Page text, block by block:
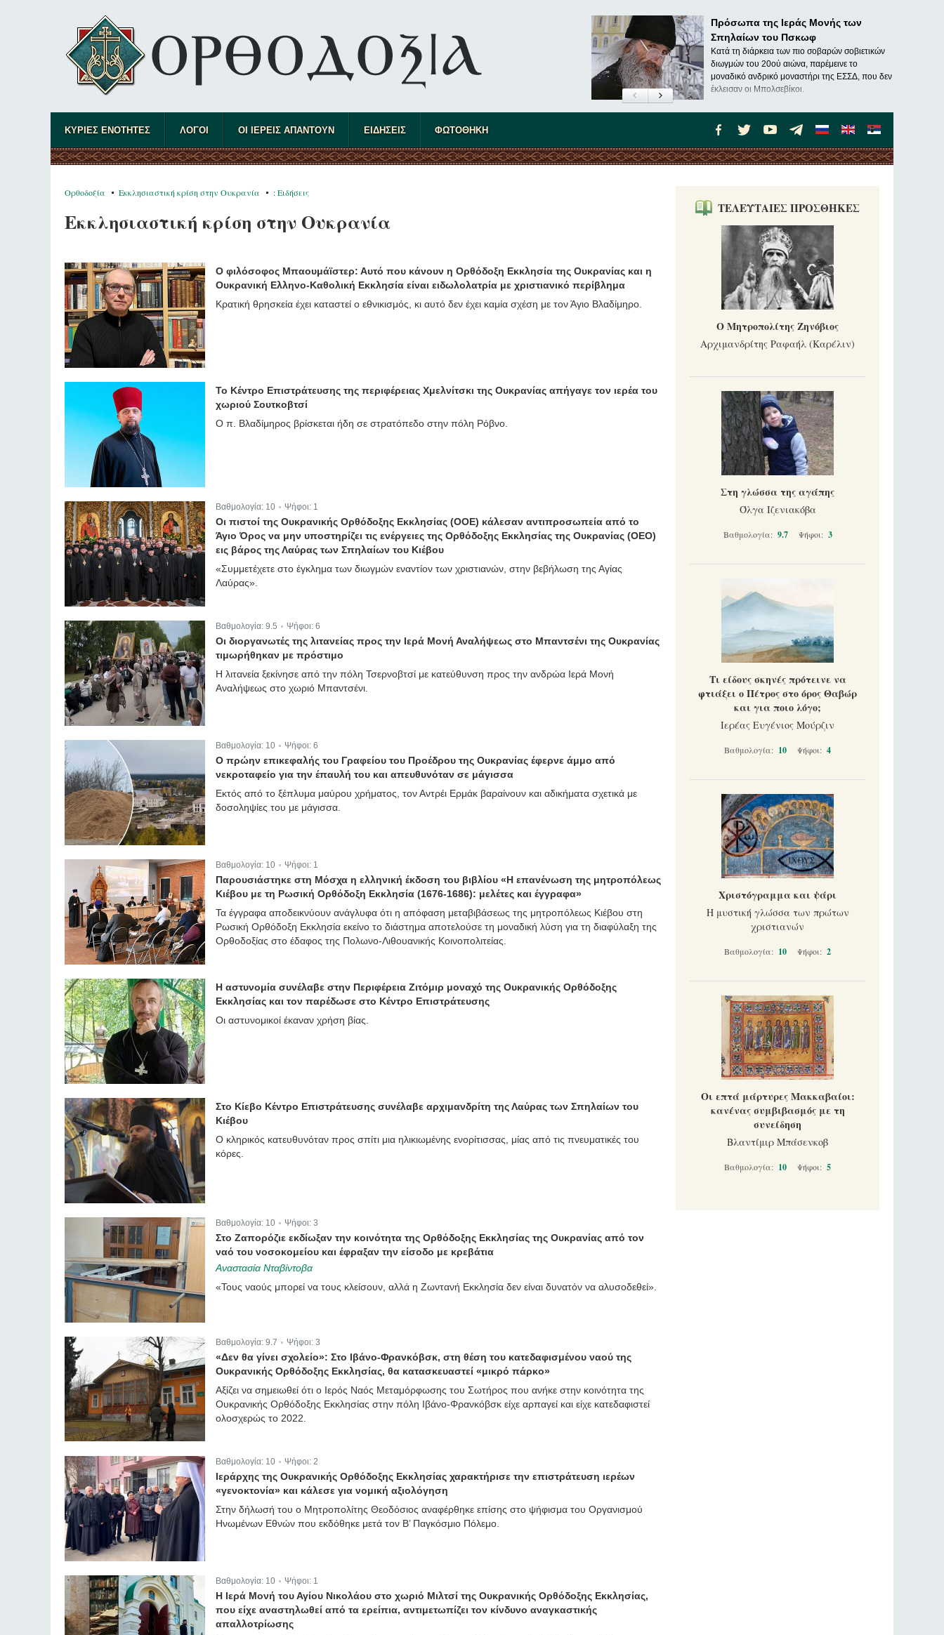
Πρόσωπα της Ιεράς Μονής των
Σπηλαίων του Πσκωφ
Κατά τη διάρκεια των πιο σοβαρών σοβιετικών
διωγμών του 20ού αιώνα, παρέμεινε το
μοναδικό ανδρικό μοναστήρι της ΕΣΣΔ, που δεν
έκλεισαν οι Μπολσεβίκοι.
ΚΥΡΙΕΣ ΕΝΟΤΗΤΕΣ ΛΟΓΟΙ ΟΙ ΙΕΡΕΙΣ ΑΠΑΝΤΟΥΝ ΕΙΔΗΣΕΙΣ ΦΩΤΟΘΗΚΗ
Ορθοδοξία Εκκλησιαστική κρίση στην Ουκρανία : Ειδήσεις
Εκκλησιαστική κρίση στην Ουκρανία
Ο φιλόσοφος Μπαουμάϊστερ: Αυτό που κάνουν η Ορθόδοξη Εκκλησία της Ουκρανίας και η
Ουκρανική Ελληνο-Καθολική Εκκλησία είναι ειδωλολατρία με χριστιανικό περίβλημα
Κρατική θρησκεία έχει καταστεί ο εθνικισμός, κι αυτό δεν έχει καμία σχέση με τον Άγιο Βλαδίμηρο.
Το Κέντρο Επιστράτευσης της περιφέρειας Χμελνίτσκι της Ουκρανίας απήγαγε τον ιερέα του
χωριού Σουτκοβτσί
Ο π. Βλαδίμηρος βρίσκεται ήδη σε στρατόπεδο στην πόλη Ρόβνο.
Βαθμολογία: 10 Ψήφοι: 1
Οι πιστοί της Ουκρανικής Ορθόδοξης Εκκλησίας (ΟΟΕ) κάλεσαν αντιπροσωπεία από το
Άγιο Όρος να μην υποστηρίζει τις ενέργειες της Ορθόδοξης Εκκλησίας της Ουκρανίας (ΟΕΟ)
εις βάρος της Λαύρας των Σπηλαίων του Κιέβου
«Συμμετέχετε στο έγκλημα των διωγμών εναντίον των χριστιανών, στην βεβήλωση της Αγίας
Λαύρας».
Βαθμολογία: 9.5 Ψήφοι: 6
Οι διοργανωτές της λιτανείας προς την Ιερά Μονή Αναλήψεως στο Μπαντσένι της Ουκρανίας
τιμωρήθηκαν με πρόστιμο
Η λιτανεία ξεκίνησε από την πόλη Τσερνοβτσί με κατεύθυνση προς την ανδρώα Ιερά Μονή
Αναλήψεως στο χωριό Μπαντσένι.
Βαθμολογία: 10 Ψήφοι: 6
Ο πρώην επικεφαλής του Γραφείου του Προέδρου της Ουκρανίας έφερνε άμμο από
νεκροταφείο για την έπαυλή του και απευθυνόταν σε μάγισσα
Εκτός από το ξέπλυμα μαύρου χρήματος, τον Αντρέι Ερμάκ βαραίνουν και αδικήματα σχετικά με
δοσοληψίες του με μάγισσα.
Βαθμολογία: 10 Ψήφοι: 1
Παρουσιάστηκε στη Μόσχα η ελληνική έκδοση του βιβλίου «Η επανένωση της μητροπόλεως
Κιέβου με τη Ρωσική Ορθόδοξη Εκκλησία (1676-1686): μελέτες και έγγραφα»
Τα έγγραφα αποδεικνύουν ανάγλυφα ότι η απόφαση μεταβιβάσεως της μητροπόλεως Κιέβου στη
Ρωσική Ορθόδοξη Εκκλησία εκείνο το διάστημα αποτελούσε τη μοναδική λύση για τη διαφύλαξη της
Ορθοδοξίας στο έδαφος της Πολωνο-Λιθουανικής Κοινοπολιτείας.
Η αστυνομία συνέλαβε στην Περιφέρεια Ζιτόμιρ μοναχό της Ουκρανικής Ορθόδοξης
Εκκλησίας και τον παρέδωσε στο Κέντρο Επιστράτευσης
Οι αστυνομικοί έκαναν χρήση βίας.
Στο Κίεβο Κέντρο Επιστράτευσης συνέλαβε αρχιμανδρίτη της Λαύρας των Σπηλαίων του
Κιέβου
Ο κληρικός κατευθυνόταν προς σπίτι μια ηλικιωμένης ενορίτισσας, μίας από τις πνευματικές του
κόρες.
Βαθμολογία: 10 Ψήφοι: 3
Στο Ζαπορόζιε εκδίωξαν την κοινότητα της Ορθόδοξης Εκκλησίας της Ουκρανίας από τον
ναό του νοσοκομείου και έφραξαν την είσοδο με κρεβάτια
Αναστασία Νταβίντοβα
«Τους ναούς μπορεί να τους κλείσουν, αλλά η Ζωντανή Εκκλησία δεν είναι δυνατόν να αλυσοδεθεί».
Βαθμολογία: 9.7 Ψήφοι: 3
«Δεν θα γίνει σχολείο»: Στο Ιβάνο-Φρανκόβσκ, στη θέση του κατεδαφισμένου ναού της
Ουκρανικής Ορθόδοξης Εκκλησίας, θα κατασκευαστεί «μικρό πάρκο»
Αξίζει να σημειωθεί ότι ο Ιερός Ναός Μεταμόρφωσης του Σωτήρος που ανήκε στην κοινότητα της
Ουκρανικής Ορθόδοξης Εκκλησίας στην πόλη Ιβάνο-Φρανκόβσκ είχε αρπαγεί και είχε κατεδαφιστεί
ολοσχερώς το 2022.
Βαθμολογία: 10 Ψήφοι: 2
Ιεράρχης της Ουκρανικής Ορθόδοξης Εκκλησίας χαρακτήρισε την επιστράτευση ιερέων
«γενοκτονία» και κάλεσε για νομική αξιολόγηση
Στην δήλωσή του ο Μητροπολίτης Θεοδόσιος αναφέρθηκε επίσης στο ψήφισμα του Οργανισμού
Ηνωμένων Εθνών που εκδόθηκε μετά τον Β’ Παγκόσμιο Πόλεμο.
Βαθμολογία: 10 Ψήφοι: 1
Η Ιερά Μονή του Αγίου Νικολάου στο χωριό Μιλτσί της Ουκρανικής Ορθόδοξης Εκκλησίας,
που είχε αναστηλωθεί από τα ερείπια, αντιμετωπίζει τον κίνδυνο αναγκαστικής
απαλλοτρίωσης
ΤΕΛΕΥΤΑΙΕΣ ΠΡΟΣΘΗΚΕΣ
Ο Μητροπολίτης Ζηνόβιος
Αρχιμανδρίτης Ραφαήλ (Καρέλιν)
Στη γλώσσα της αγάπης
Όλγα Ιζενιακόβα
Βαθμολογία: 9.7 Ψήφοι: 3
Τι είδους σκηνές πρότεινε να
φτιάξει ο Πέτρος στο όρος Θαβώρ
και για ποιο λόγο;
Ιερέας Ευγένιος Μούρζιν
Βαθμολογία: 10 Ψήφοι: 4
Χριστόγραμμα και ψάρι
Η μυστική γλώσσα των πρώτων
χριστιανών
Βαθμολογία: 10 Ψήφοι: 2
Οι επτά μάρτυρες Μακκαβαίοι:
κανένας συμβιβασμός με τη
συνείδηση
Βλαντίμιρ Μπάσενκοβ
Βαθμολογία: 10 Ψήφοι: 5